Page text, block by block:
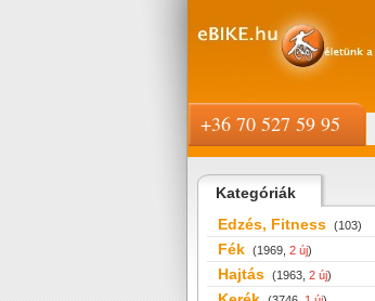
Kategóriák
Edzés, Fitness (103)
Fék (1969, 2 új)
Hajtás (1963, 2 új)
+36 70 527 59 95